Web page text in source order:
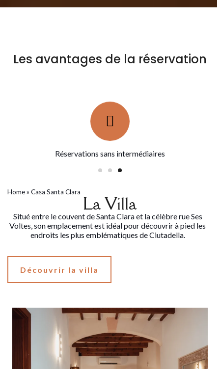
Les avantages de la réservation
Réservations sans intermédiaires
Home» Casa Santa Clara
La Villa
Situé entre le couvent de Santa Clara et la célèbre rue Ses
Voltes, son emplacement est idéal pour découvrir à pied les
endroits les plus emblématiques de Ciutadella.
Découvrir la villa